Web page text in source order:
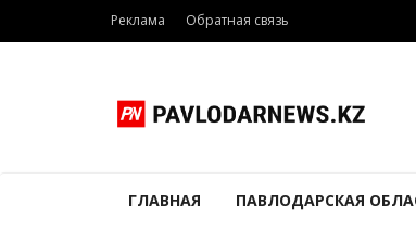
Реклама Обратная связь
ГЛАВНАЯ ПАВЛОДАРСКАЯ